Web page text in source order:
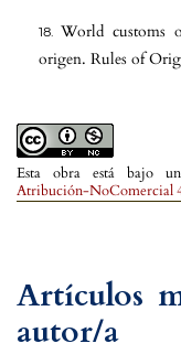
Esta obra está bajo
Atribución-NoComercial
World customs
origen. Rules of
Artículos
autor/a